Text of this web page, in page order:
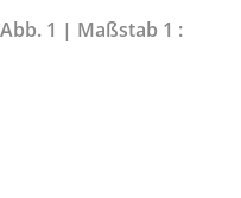
1 | Maßstab 1 :